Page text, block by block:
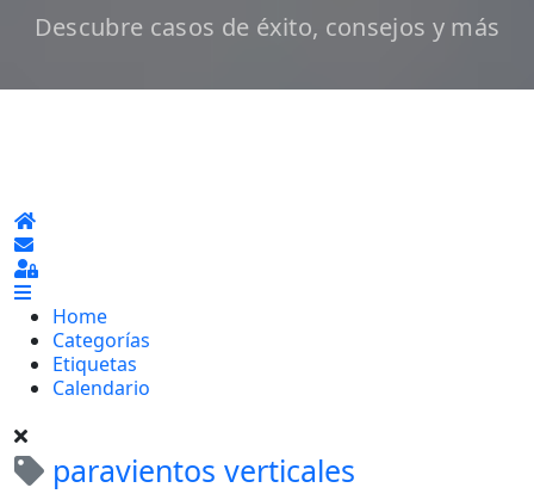
Descubre casos de éxito, consejos y más
Home
Categorías
Etiquetas
Calendario
paravientos verticales